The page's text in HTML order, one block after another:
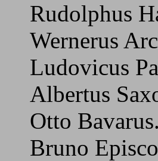
Rudolphus
Wernerus
Ludovicus
Albertus
Otto Bavarus.
Bruno